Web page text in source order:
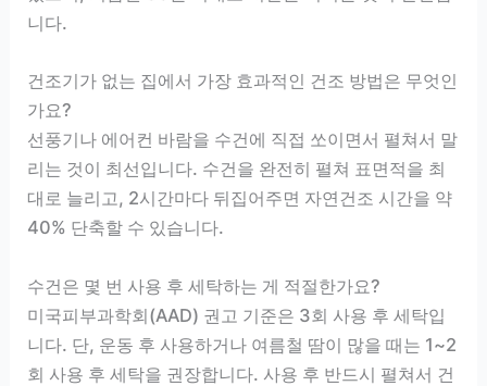
니다.
건조기가 없는 집에서 가장 효과적인 건조 방법은 무엇인
가요?
선풍기나 에어컨 바람을 수건에 직접 쏘이면서 펼쳐서 말
리는 것이 최선입니다. 수건을 완전히 펼쳐 표면적을 최
대로 늘리고, 2시간마다 뒤집어주면 자연건조 시간을 약
40% 단축할 수 있습니다.
수건은 몇 번 사용 후 세탁하는 게 적절한가요?
미국피부과학회(AAD) 권고 기준은 3회 사용 후 세탁입
니다. 단, 운동 후 사용하거나 여름철 땀이 많을 때는 1~2
회 사용 후 세탁을 권장합니다. 사용 후 반드시 펼쳐서 건